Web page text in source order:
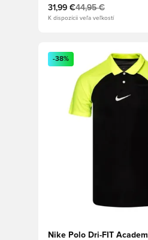
31,99 €44,95 €
K dispozícii veľa veľkostí
Otvorí modál na
-38%
Nike Polo Dri-FIT